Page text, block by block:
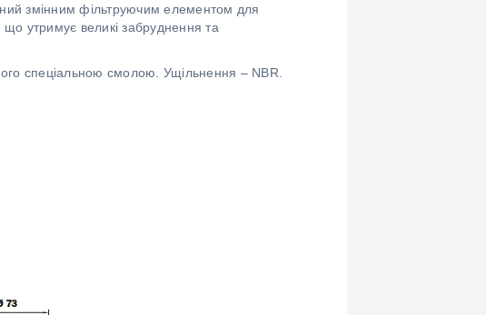
змінним фільтруючим елементом для
утримує великі забруднення та
спеціальною смолою. Ущільнення – NBR.